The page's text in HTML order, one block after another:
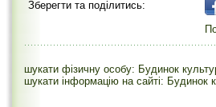
Зберегти та поділитись:
шукати фізичну особу: Будинок
шукати інформацію на сайті: Будинок